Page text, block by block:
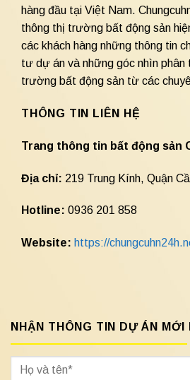
hàng đầu tại Việt Nam.
thông thị trường bất động sản
các khách hàng những thông tin
tư dự án và những góc nhìn phân
trường bất động sản từ các
THÔNG TIN LIÊN HỆ
Trang thông tin bất động sản
Địa chỉ: 219 Trung Kính, Quận
Hotline: 0936 201 858
Website: https://
NHẬN THÔNG TIN DỰ ÁN MỚI